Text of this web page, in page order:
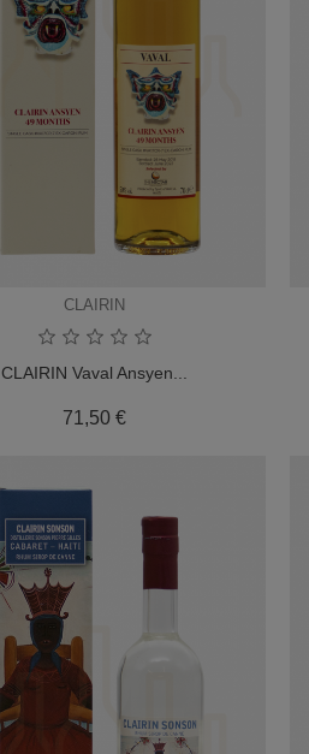
CLAIRIN
CLAIRIN Vaval Ansyen...
71,50 €Prix